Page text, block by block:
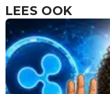
LEES OOK